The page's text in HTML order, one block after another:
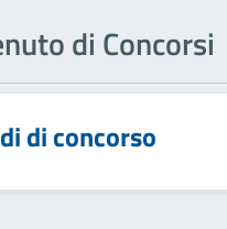
di Concorsi
di concorso